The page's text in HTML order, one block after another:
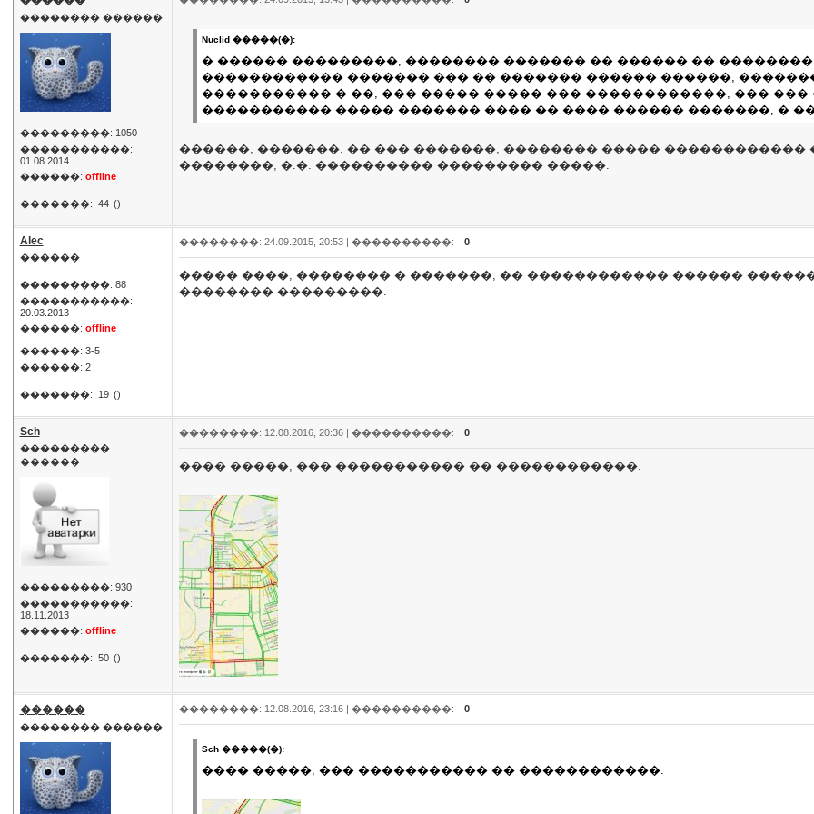
�������� ������
���������: 1050
�����������:
01.08.2014
������: offline
�������: 44 ()
Nuclid �����(�):
� ������ ���������, �������� ������� �� ������ ��
������������ ������� ��� �� ������� ������ ������,
����������� � ��, ��� ����� ����� ��� ������������, ���
����������� ����� ������� ���� �� ���� ������ �������, �
������, �������. �� ��� �������, �������� �����
��������, �.�. ���������� ��������� �����.
Alec
������
���������: 88
�����������:
20.03.2013
������: offline
������: 3-5
������: 2
�������: 19 ()
��������: 24.09.2015, 20:53 | ����������: 0
����� ����, �������� � �������, �� ������������ ������
�������� ���������.
Sch
���������
������
���������: 930
�����������:
18.11.2013
������: offline
�������: 50 ()
��������: 12.08.2016, 20:36 | ����������: 0
���� �����, ��� ����������� �� ������������.
������
�������� ������
��������: 12.08.2016, 23:16 | ����������: 0
Sch �����(�):
���� �����, ��� ����������� �� ������������.